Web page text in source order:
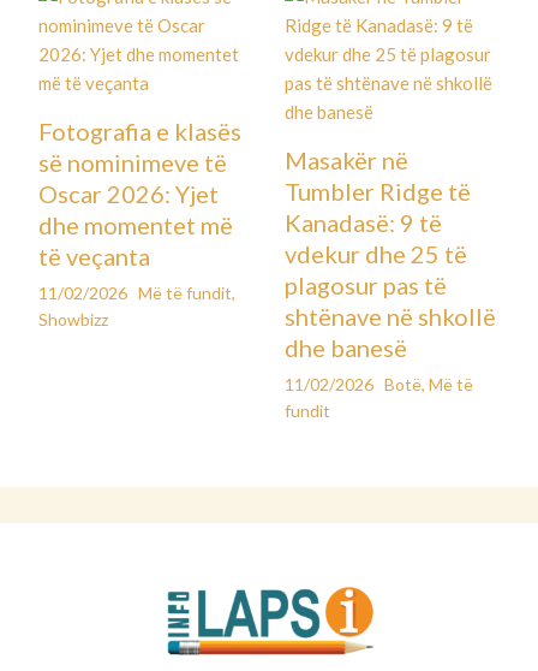
Fotografia e klasës
së nominimeve të
Oscar 2026: Yjet
dhe momentet më
të veçanta
11/02/2026 Më të fundit,
Showbizz
Masakër në
Tumbler Ridge të
Kanadasë: 9 të
vdekur dhe 25 të
plagosur pas të
shtënave në shkollë
dhe banesë
11/02/2026 Botë, Më të
fundit